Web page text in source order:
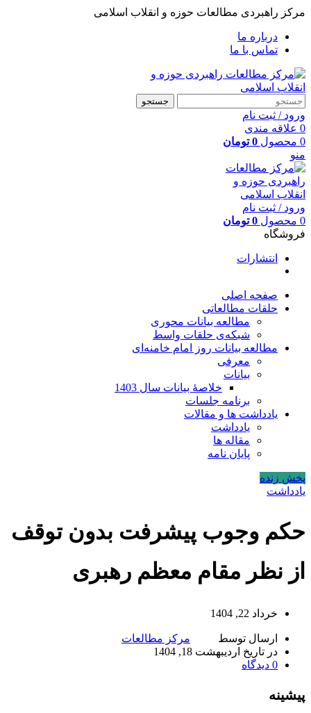
مرکز راهبردی مطالعات حوزه و انقلاب اسلامی
درباره ما
تماس با ما
جستجو
ورود / ثبت نام
0 علاقه مندی
0 محصول 0 تومان
منو
ورود / ثبت نام
0 محصول 0 تومان
فروشگاه
انتشارات
صفحه اصلی
حلقات مطالعاتی
مطالعه بیانات محوری
شبکه‌ی حلقات واسط
مطالعه بیانات روز امام خامنه‌ای
معرفی
بیانات
خلاصۀ بیانات سال 1403
برنامه جلسات
یادداشت ها و مقالات
یادداشت
مقاله ها
پایان نامه
پخش زنده
یادداشت
حکم وجوب پیشرفت بدون توقف
از نظر مقام معظم رهبری
خرداد 22, 1404
ارسال توسط
مرکز مطالعات
در تاریخ اردیبهشت 18, 1404
0 دیدگاه
پیشینه